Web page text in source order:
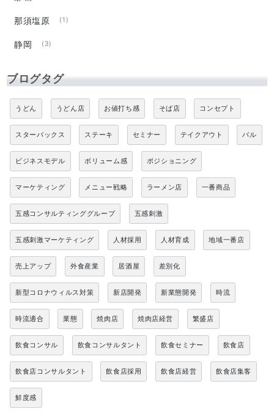
那須塩原 (1)
静岡 (3)
ブログタグ
うどん うどん店 お値打ち感 そば店 コンセプト
スターバックス ステーキ セミナー テイクアウト バル
ビジネスモデル ボリューム感 ポジショニング
マーケティング メニュー戦略 ラーメン店 一番商品
五感コンサルティンググループ 五感刺激
五感刺激マーケティング 人材採用 人材育成 地域一番店
売上アップ 外食産業 居酒屋 差別化
新型コロナウィルス対策 新店開発 新業態開発 時流
時流適合 業態 焼肉店 焼肉店経営 繁盛店
飲食コンサル 飲食コンサルタント 飲食セミナー 飲食店
飲食店コンサルタント 飲食店採用 飲食店経営 飲食店集客
鮮度感